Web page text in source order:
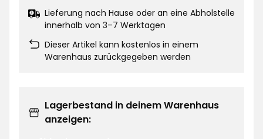
Lieferung nach Hause oder an eine Abholstelle
innerhalb von 3–7 Werktagen
Dieser Artikel kann kostenlos in einem
Warenhaus zurückgegeben werden
Lagerbestand in deinem Warenhaus
anzeigen: